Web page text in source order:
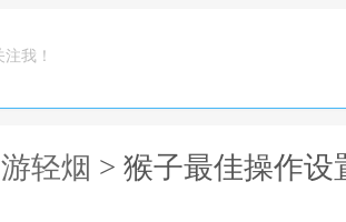
我！
轻烟 > 猴子最佳操作设